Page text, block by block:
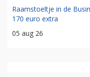
Raamstoeltje in de
170 euro extra
05 aug 26